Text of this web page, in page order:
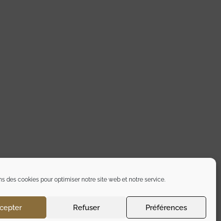
des cookies pour optimiser notre site web et notre service.
Refuser Préférences